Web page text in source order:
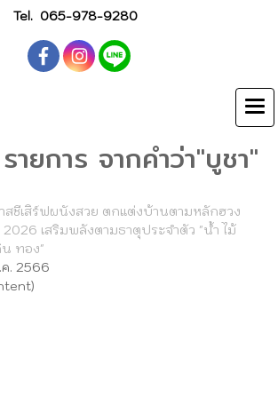
Tel. 065-978-9280
ยการ จากคำว่า"บูชา"
สชีเสิร์ฟผนังสวย ตกแต่งบ้านตามหลักฮวง
เสริมพลังตามธาตุประจำตัว "น้ำ ไม้
ทอง"
ค. 2566